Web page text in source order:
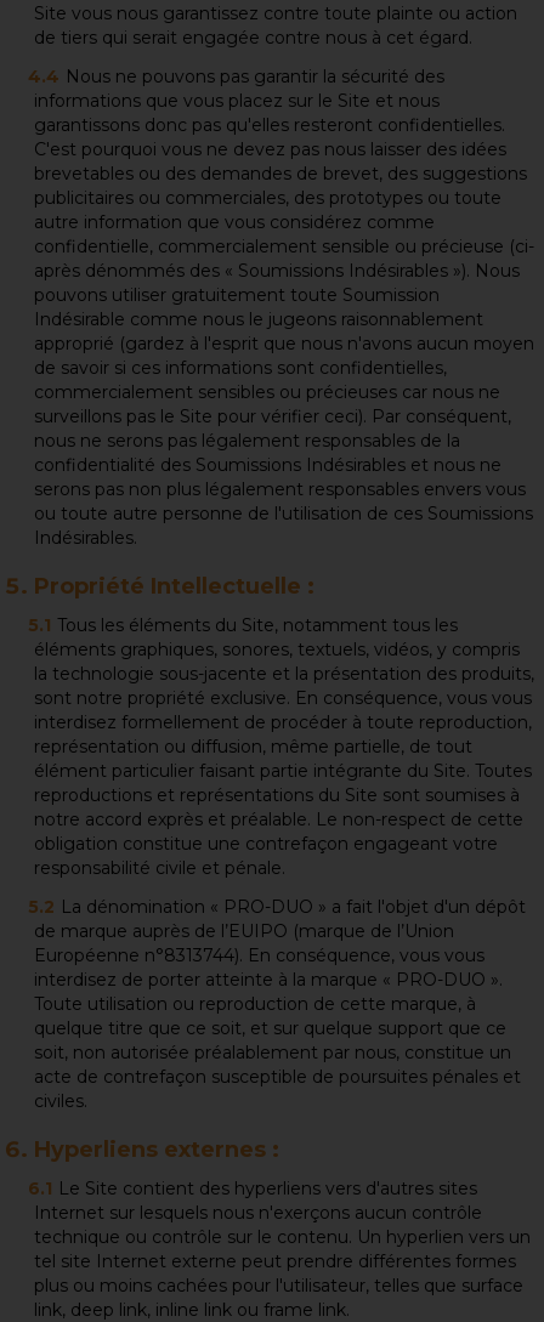
Site vous nous garantissez contre toute plainte ou action
de tiers qui serait engagée contre nous à cet égard.
Nous ne pouvons pas garantir la sécurité des
informations que vous placez sur le Site et nous
garantissons donc pas qu'elles resteront confidentielles.
C'est pourquoi vous ne devez pas nous laisser des idées
brevetables ou des demandes de brevet, des suggestions
publicitaires ou commerciales, des prototypes ou toute
autre information que vous considérez comme
confidentielle, commercialement sensible ou précieuse (ci-
après dénommés des « Soumissions Indésirables »). Nous
pouvons utiliser gratuitement toute Soumission
Indésirable comme nous le jugeons raisonnablement
approprié (gardez à l'esprit que nous n'avons aucun moyen
de savoir si ces informations sont confidentielles,
commercialement sensibles ou précieuses car nous ne
surveillons pas le Site pour vérifier ceci). Par conséquent,
nous ne serons pas légalement responsables de la
confidentialité des Soumissions Indésirables et nous ne
serons pas non plus légalement responsables envers vous
ou toute autre personne de l'utilisation de ces Soumissions
Indésirables.
Propriété Intellectuelle :
Tous les éléments du Site, notamment tous les
éléments graphiques, sonores, textuels, vidéos, y compris
la technologie sous-jacente et la présentation des produits,
sont notre propriété exclusive. En conséquence, vous vous
interdisez formellement de procéder à toute reproduction,
représentation ou diffusion, même partielle, de tout
élément particulier faisant partie intégrante du Site. Toutes
reproductions et représentations du Site sont soumises à
notre accord exprès et préalable. Le non-respect de cette
obligation constitue une contrefaçon engageant votre
responsabilité civile et pénale.
La dénomination « PRO-DUO » a fait l'objet d'un dépôt
de marque auprès de l’EUIPO (marque de l’Union
Européenne n°8313744). En conséquence, vous vous
interdisez de porter atteinte à la marque « PRO-DUO ».
Toute utilisation ou reproduction de cette marque, à
quelque titre que ce soit, et sur quelque support que ce
soit, non autorisée préalablement par nous, constitue un
acte de contrefaçon susceptible de poursuites pénales et
civiles.
Hyperliens externes :
Le Site contient des hyperliens vers d'autres sites
Internet sur lesquels nous n'exerçons aucun contrôle
technique ou contrôle sur le contenu. Un hyperlien vers un
tel site Internet externe peut prendre différentes formes
plus ou moins cachées pour l'utilisateur, telles que surface
link, deep link, inline link ou frame link.